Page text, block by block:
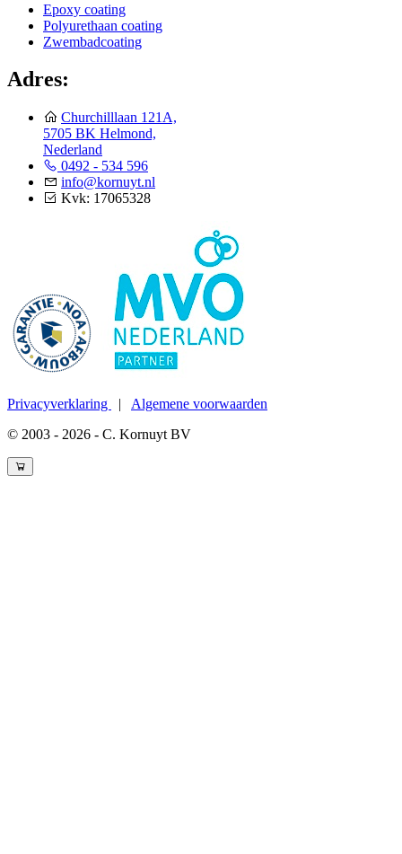
Epoxy coating
Polyurethaan coating
Zwembadcoating
Adres:
Churchilllaan 121A,
5705 BK Helmond,
Nederland
0492 - 534 596
info@kornuyt.nl
Kvk: 17065328
Privacyverklaring | Algemene voorwaarden
© 2003 - 2026 - C. Kornuyt BV